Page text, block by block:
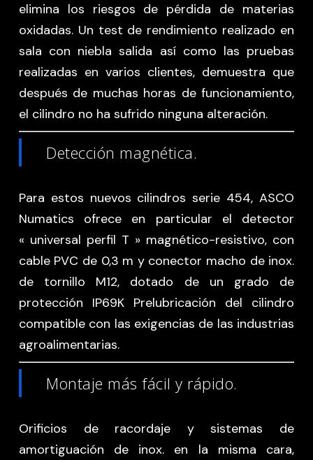
elimina los riesgos de pérdida de materias
oxidadas. Un test de rendimiento realizado en
sala con niebla salida así como las pruebas
realizadas en varios clientes, demuestra que
después de muchas horas de funcionamiento,
el cilindro no ha sufrido ninguna alteración.
Detección magnética.
Para estos nuevos cilindros serie 454, ASCO
Numatics ofrece en particular el detector
« universal perfil T » magnético-resistivo, con
cable PVC de 0,3 m y conector macho de inox.
de tornillo M12, dotado de un grado de
protección IP69K Prelubricación del cilindro
compatible con las exigencias de las industrias
agroalimentarias.
Montaje más fácil y rápido.
Orificios de racordaje y sistemas de
amortiguación de inox. en la misma cara,